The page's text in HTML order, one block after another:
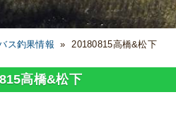
ス釣果情報 » 20180815高橋&松下
高橋&松下